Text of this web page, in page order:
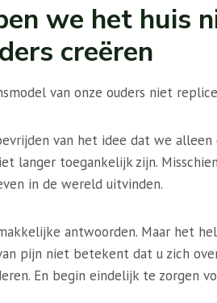
we het huis
creëren
van onze ouders niet
van het idee dat we
langer toegankelijk zijn.
in de wereld uitvinden.
antwoorden. Maar het
pijn niet betekent dat u zich
En begin eindelijk te zorgen